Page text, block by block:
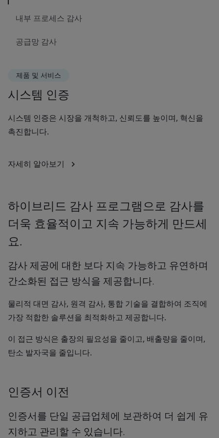
내부 프로세스 감사
공급망 감사
제품 및 서비스
시스템 인증
시스템 인증은 시장을 개척하고, 신뢰도를 높이며, 혁신을
촉진합니다.
자세히 알아보기
하이브리드 감사 프로그램으로 감사를
더욱 효율적이고 지속 가능하게 만드세
요.
감사 제공에 대한 보다 지속 가능하고 유연하며
간소화된 접근 방식을 제공합니다.
물리적 대면 감사, 원격 감사, 통합 기술을 결합하여 조직에
가장 적합한 솔루션을 최적화하고 제공합니다.
이 접근 방식은 출장의 필요성을 줄이고, 배출량을 줄이며,
탄소 발자국을 줄입니다.
인증서 이전
인증서를 단일 공급업체에 보관하여 더 쉽게 유
지하고 관리할 수 있습니다.